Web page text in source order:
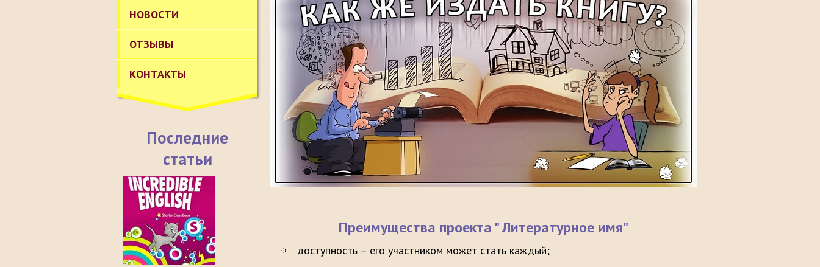
НОВОСТИ
ОТЗЫВЫ
КОНТАКТЫ
Последние
статьи
Преимущества проекта " Литературное имя"
доступность – его участником может стать каждый;